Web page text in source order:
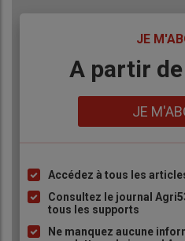
JE
BodyA partir
JE
Liste
à
puce
Accédez à tous les
Consultez le journal
tous les supports
Ne manquez aucune